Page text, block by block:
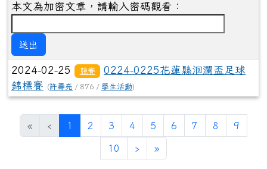
本文為加密文章，請輸入密碼觀看：
送出
2024-02-25 競賽
0224-0225花蓮縣洄瀾盃足球
錦標賽
(許壽亮 / 876 / 學生活動)
« ‹ 1 (目前頁次)
2 3 4 5 6 7 8 9
10 ›下一頁
»最後頁